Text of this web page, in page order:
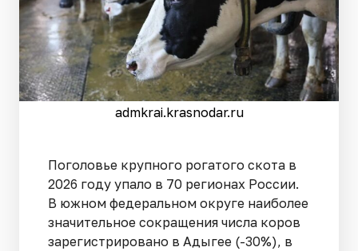
admkrai.krasnodar.ru
Поголовье крупного рогатого скота в
2026 году упало в 70 регионах России.
В южном федеральном округе наиболее
значительное сокращения числа коров
зарегистрировано в Адыгее (-30%), в